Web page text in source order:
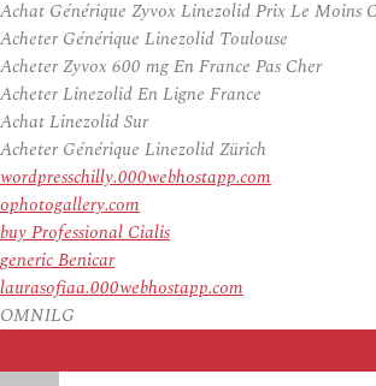
Achat Générique Zyvox Linezolid Prix Le Moins
Acheter Générique Linezolid Toulouse
Acheter Zyvox 600 mg En France Pas Cher
Acheter Linezolid En Ligne France
Achat Linezolid Sur
Acheter Générique Linezolid Zürich
wordpresschilly.000webhostapp.com
ophotogallery.com
buy Professional Cialis
generic Benicar
laurasofiaa.000webhostapp.com
OMNILG